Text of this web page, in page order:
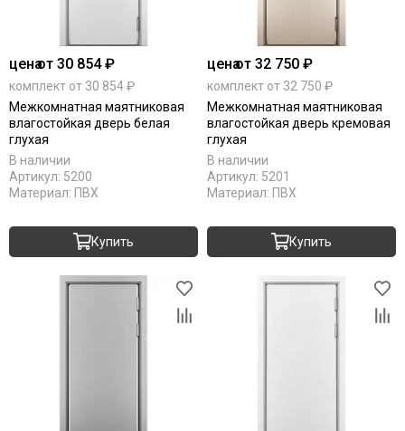
ценаот 30 854 ₽
комплект от 30 854 ₽
Межкомнатная маятниковая
влагостойкая дверь белая
глухая
В наличии
Артикул: 5200
Материал: ПВХ
Купить
ценаот 32 750 ₽
комплект от 32 750 ₽
Межкомнатная маятниковая
влагостойкая дверь кремовая
глухая
В наличии
Артикул: 5201
Материал: ПВХ
Купить